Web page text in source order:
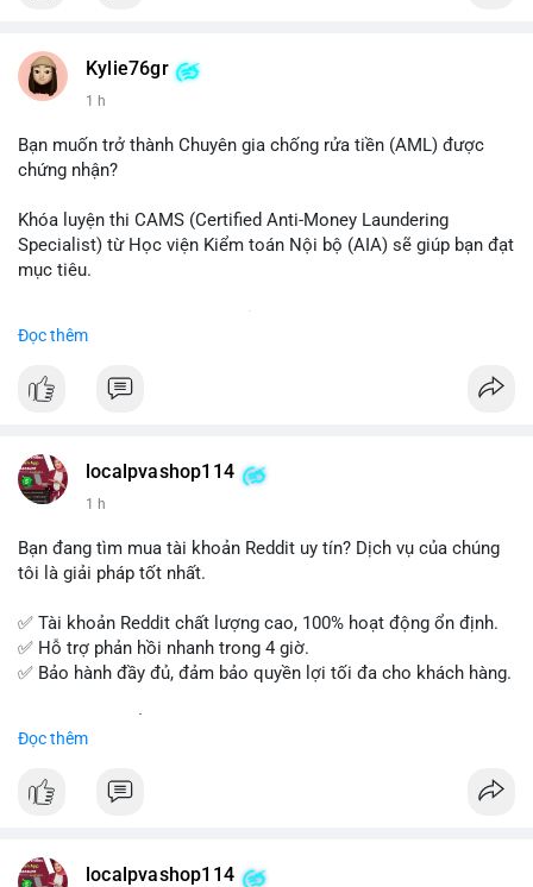
#vlikevn #titanbot
Kylie76gr
1 h
Bạn muốn trở thành Chuyên gia chống rửa tiền (AML) được
chứng nhận?
Khóa luyện thi CAMS (Certified Anti-Money Laundering
Specialist) từ Học viện Kiểm toán Nội bộ (AIA) sẽ giúp bạn đạt
mục tiêu.
gồm tài liệu toàn diện, câu hỏi thực hành, bài thi thử sát thực
Đăng ký ngay hôm nay để nâng cao năng lực và mở rộng cơ
Đọc thêm
localpvashop114
1 h
Bạn đang tìm mua tài khoản Reddit uy tín? Dịch vụ của chúng
tôi là giải pháp tốt nhất.
✅ Tài khoản Reddit chất lượng cao, 100% hoạt động ổn định.
✅ Hỗ trợ phản hồi nhanh trong 4 giờ.
✅ Bảo hành đầy đủ, đảm bảo quyền lợi tối đa cho khách hàng.
📞 WhatsApp: +1 660 215-8938
📧 Email: localpvashop@gmail.com
của bạn!
Đọc thêm
localpvashop114